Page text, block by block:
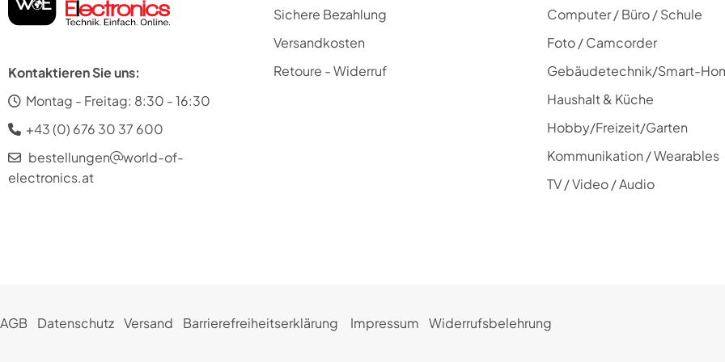
Kontaktieren Sie uns:
Montag - Freitag: 8:30 - 16:30
+43 (0) 676 30 37 600
bestellungen
world-of-
electronics.at
Sichere Bezahlung
Versandkosten
Retoure - Widerruf
Computer / Büro / Schule
Foto / Camcorder
Gebäudetechnik/Smart-
Haushalt & Küche
Hobby/Freizeit/Garten
Kommunikation / Wearables
TV / Video / Audio
AGB Datenschutz Versand Barrierefreiheitserklärung Impressum Widerrufsbelehrung